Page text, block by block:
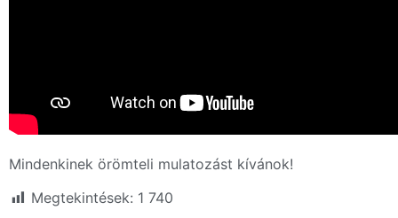
Mindenkinek örömteli mulatozást kívánok!
Megtekintések: 1 740